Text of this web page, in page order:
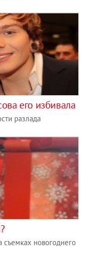
его избивала
разлада
съемках новогоднего